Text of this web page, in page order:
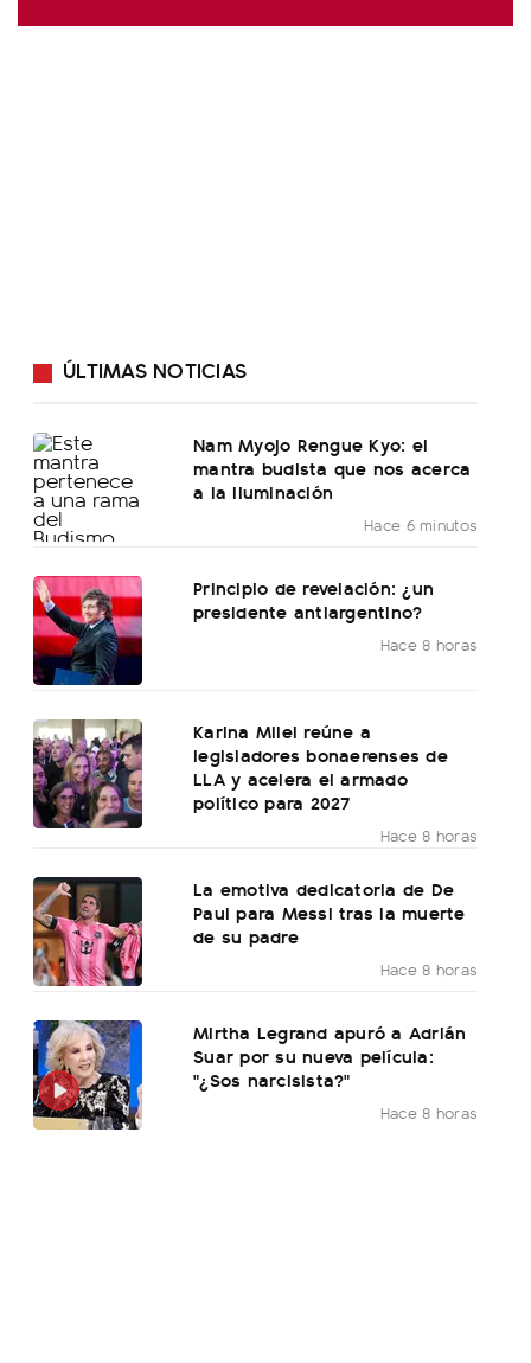
ÚLTIMAS NOTICIAS
Nam Myojo Rengue Kyo: el
mantra budista que nos acerca
a la iluminación
Hace 6 minutos
Principio de revelación: ¿un
presidente antiargentino?
Hace 8 horas
Karina Milei reúne a
legisladores bonaerenses de
LLA y acelera el armado
político para 2027
Hace 8 horas
La emotiva dedicatoria de De
Paul para Messi tras la muerte
de su padre
Hace 8 horas
Mirtha Legrand apuró a Adrián
Suar por su nueva película:
"¿Sos narcisista?"
Hace 8 horas